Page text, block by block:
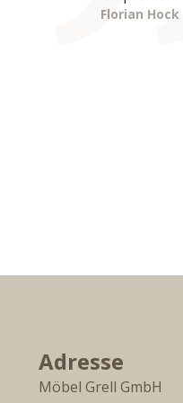
Florian Hock
Adresse
Möbel Grell GmbH